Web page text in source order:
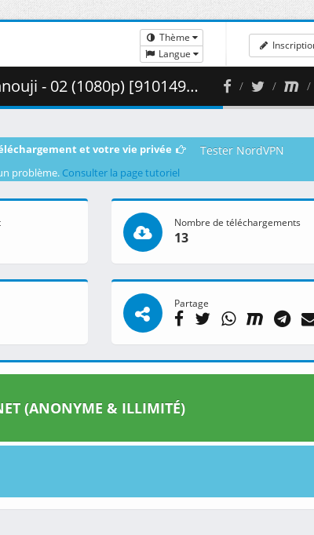
Thème
Langue
( 459.42 MB )
et votre vie privée Tester NordVPN
problème. Consulter la page tutoriel
Nombre de téléchargements
13
Partage
(ANONYME & ILLIMITÉ)